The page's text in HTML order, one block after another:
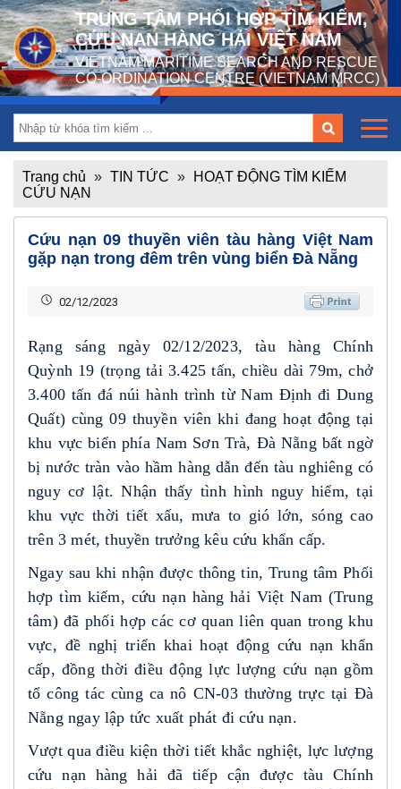
TRUNG TÂM PHỐI HỢP TÌM KIẾM,
CỨU NẠN HÀNG HẢI VIỆT NAM
VIETNAM MARITIME SEARCH AND RESCUE
CO-ORDINATION CENTRE (VIETNAM MRCC)
Trang chủ » TIN TỨC »
HOẠT ĐỘNG TÌM KIẾM
CỨU NẠN
Cứu nạn 09 thuyền viên tàu hàng Việt Nam
gặp nạn trong đêm trên vùng biển Đà Nẵng
02/12/2023
Rạng sáng ngày 02/12/2023, tàu hàng Chính
Quỳnh 19 (trọng tải 3.425 tấn, chiều dài 79m, chở
3.400 tấn đá núi hành trình từ Nam Định đi Dung
Quất) cùng 09 thuyền viên khi đang hoạt động tại
khu vực biển phía Nam Sơn Trà, Đà Nẵng bất ngờ
bị nước tràn vào hầm hàng dẫn đến tàu nghiêng có
nguy cơ lật. Nhận thấy tình hình nguy hiểm, tại
khu vực thời tiết xấu, mưa to gió lớn, sóng cao
trên 3 mét, thuyền trưởng kêu cứu khẩn cấp.
Ngay sau khi nhận được thông tin, Trung tâm Phối
hợp tìm kiếm, cứu nạn hàng hải Việt Nam (Trung
tâm) đã phối hợp các cơ quan liên quan trong khu
vực, đề nghị triển khai hoạt động cứu nạn khẩn
cấp, đồng thời điều động lực lượng cứu nạn gồm
tổ công tác cùng ca nô CN-03 thường trực tại Đà
Nẵng ngay lập tức xuất phát đi cứu nạn.
Vượt qua điều kiện thời tiết khắc nghiệt, lực lượng
cứu nạn hàng hải đã tiếp cận được tàu Chính